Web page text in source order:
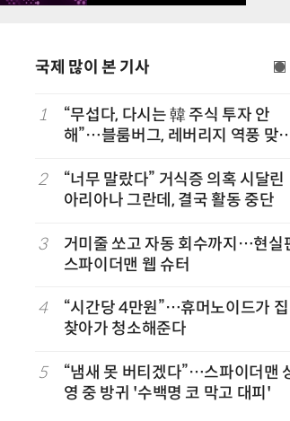
국제 많이 본 기사
1
“무섭다, 다시는 韓 주식 투자 안
해”…블룸버그, 레버리지 역풍 맞
2
“너무 말랐다” 거식증 의혹 시달린
아리아나 그란데, 결국 활동 중단
3
거미줄 쏘고 자동 회수까지…현실
스파이더맨 웹 슈터
4
“시간당 4만원”…휴머노이드가 집
찾아가 청소해준다
5
“냄새 못 버티겠다”…스파이더맨
영 중 방귀 '수백명 코 막고 대피'